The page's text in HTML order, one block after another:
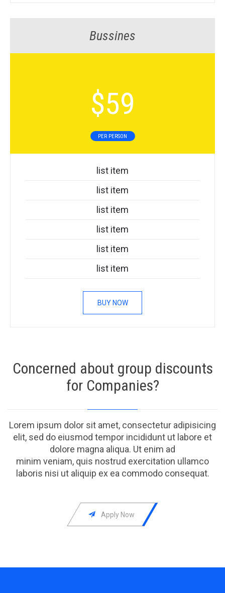
Bussines
$59
PER PERSON
list item
list item
list item
list item
list item
list item
BUY NOW
Concerned about group discounts
for Companies?
Lorem ipsum dolor sit amet, consectetur adipisicing
elit, sed do eiusmod tempor incididunt ut labore et
dolore magna aliqua. Ut enim ad
minim veniam, quis nostrud exercitation ullamco
laboris nisi ut aliquip ex ea commodo consequat.
 Аpply Now